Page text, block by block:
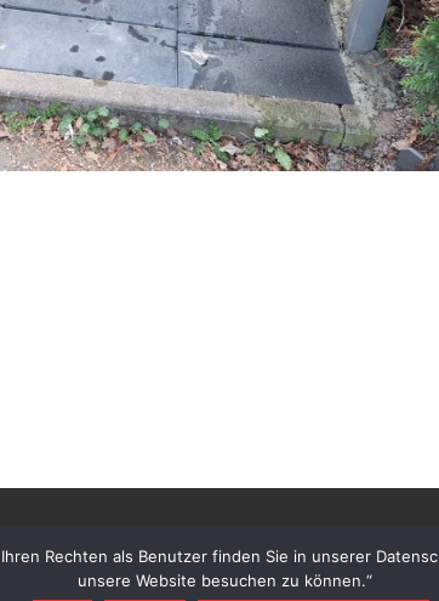
Rechten als Benutzer finden Sie in unserer
unsere Website besuchen zu können.“